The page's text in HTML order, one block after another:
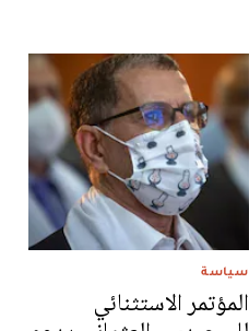
سياسة
المؤتمر الاستثنائي